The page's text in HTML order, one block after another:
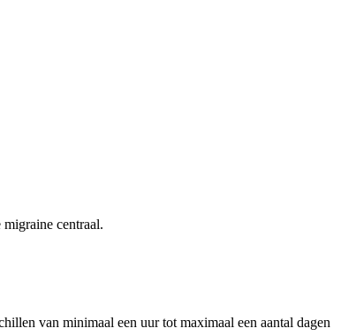
centraal.
van minimaal een uur tot maximaal een aantal dagen